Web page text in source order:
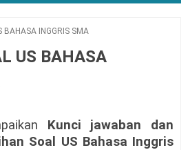
BAHASA INGGRIS SMA
US BAHASA
Kunci jawaban dan
Soal US Bahasa Inggris